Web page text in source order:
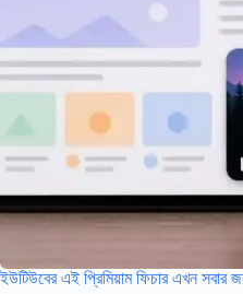
ইউটিউবের এই প্রিমিয়াম ফিচার এখন